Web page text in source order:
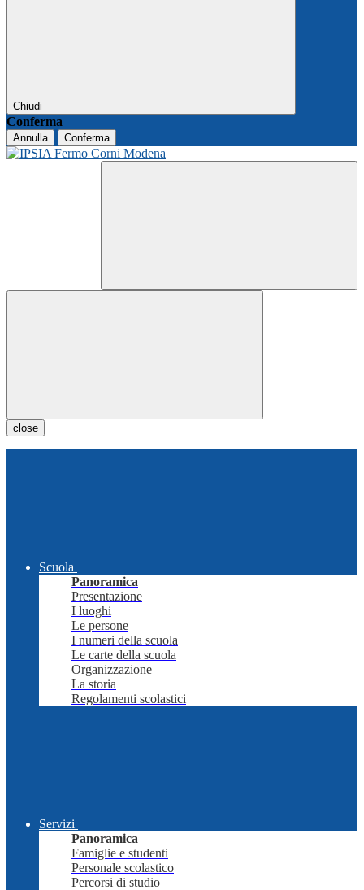
Chiudi
Conferma
Annulla Conferma
close
Scuola
Panoramica
Presentazione
I luoghi
Le persone
I numeri della scuola
Le carte della scuola
Organizzazione
La storia
Regolamenti scolastici
Servizi
Panoramica
Famiglie e studenti
Personale scolastico
Percorsi di studio